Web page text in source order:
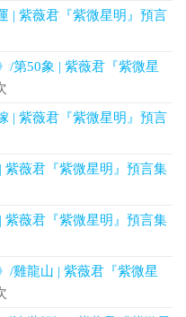
| 紫薇君『紫微星明』預言
/第50象 | 紫薇君『紫微星
| 紫薇君『紫微星明』預言
紫薇君『紫微星明』預言集
紫薇君『紫微星明』預言集
/雞龍山 | 紫薇君『紫微星